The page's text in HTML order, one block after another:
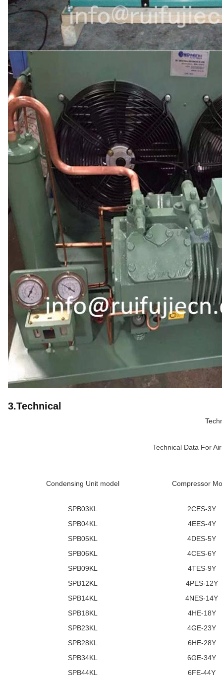
3.Technical
Technical Data For
Condensing Unit model Compressor
SPB03KL
2CES-3Y
SPB04KL
4EES-4Y
SPB05KL
4DES-5Y
SPB06KL
4CES-6Y
SPB09KL
4TES-9Y
SPB12KL
4PES-12Y
SPB14KL
4NES-14Y
SPB18KL
4HE-18Y
SPB23KL
4GE-23Y
SPB28KL
6HE-28Y
SPB34KL
6GE-34Y
SPB44KL
6FE-44Y